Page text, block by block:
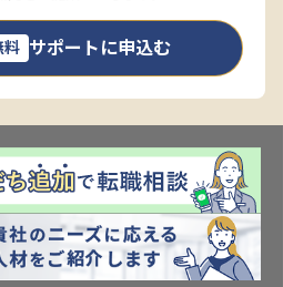
料 サポートに申込む